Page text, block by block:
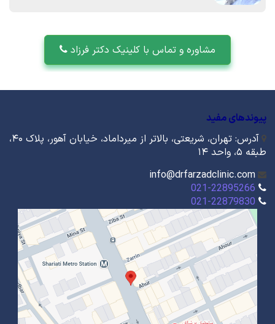
مشاوره و تماس با کلینیک دکتر فرزاد
پیوندهای مفید
آدرس: تهران، شریعتی، بالاتر از میرداماد، خیابان آهور، پلاک ۴۰،
طبقه ۵، واحد ۱۴
info@drfarzadclinic.com
021-22895266
021-22879830